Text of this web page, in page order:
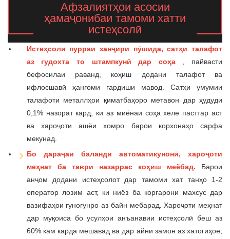
Афзалиятҳои асосии
ҳамаҷонибаи тамоми хатти
истеҳсолӣ
Истеҳсоли пурраи занҷири пӯшида, сатҳи талафот
аз гудохта то штампкунӣ дар соҳа, пайвасти
бефосилаи раванд, коҳиш додани талафот ва
ифлосшавӣ ҳангоми гардиши мавод. Сатҳи умумии
талафоти металлҳои қиматбаҳоро метавон дар ҳудуди
0,1% назорат кард, ки аз миёнаи соҳа хеле пасттар аст
ва хароҷоти ашёи хомро барои корхонаҳо сарфа
мекунад.
Бо дараҷаи баланди автоматикунонӣ, хароҷоти
меҳнат ба таври назаррас коҳиш меёбад. Барои
анҷом додани истеҳсолот дар тамоми хат танҳо 1-2
оператор лозим аст, ки ниёз ба коргарони махсус дар
вазифаҳои гуногунро аз байн мебарад. Хароҷоти меҳнат
дар муқоиса бо усулҳои анъанавии истеҳсолӣ беш аз
60% кам карда мешавад ва дар айни замон аз хатогиҳое,